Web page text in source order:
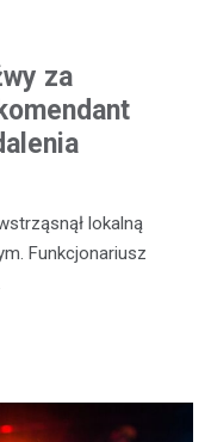
za
lokalną
Funkcjonariusz